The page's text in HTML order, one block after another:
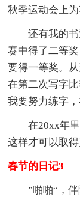
秋季运动会上
还有我的
赛中得了二等
要得一等奖。
在第二次写字
我要努力练字
在20xx年
这样才可以取得
春节的日记3
”啪啪“，